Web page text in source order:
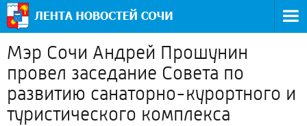
Мэр Сочи Андрей Прошунин
провел заседание Совета по
развитию санаторно-курортного и
туристического комплекса